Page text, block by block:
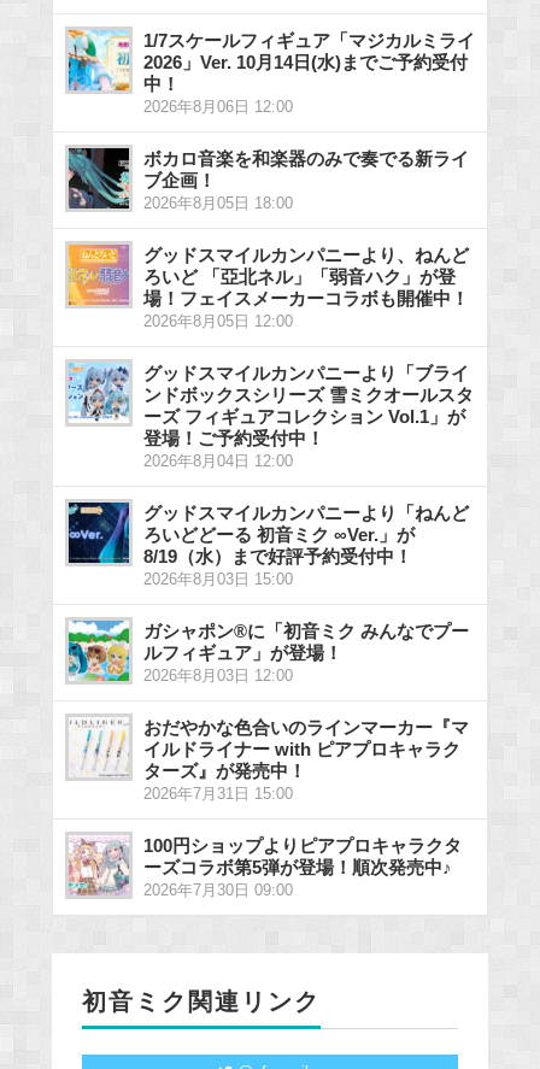
1/7スケールフィギュア「マジカルミライ
2026」Ver. 10月14日(水)までご予約受付
中！
2026年8月06日 12:00
ボカロ音楽を和楽器のみで奏でる新ライ
ブ企画！
2026年8月05日 18:00
グッドスマイルカンパニーより、ねんど
ろいど 「亞北ネル」「弱音ハク」が登
場！フェイスメーカーコラボも開催中！
2026年8月05日 12:00
グッドスマイルカンパニーより「ブライ
ンドボックスシリーズ 雪ミクオールスタ
ーズ フィギュアコレクション Vol.1」が
登場！ご予約受付中！
2026年8月04日 12:00
グッドスマイルカンパニーより「ねんど
ろいどどーる 初音ミク ∞Ver.」が
8/19（水）まで好評予約受付中！
2026年8月03日 15:00
ガシャポン®に「初音ミク みんなでプー
ルフィギュア」が登場！
2026年8月03日 12:00
おだやかな色合いのラインマーカー『マ
イルドライナー with ピアプロキャラク
ターズ』が発売中！
2026年7月31日 15:00
100円ショップよりピアプロキャラクタ
ーズコラボ第5弾が登場！順次発売中♪
2026年7月30日 09:00
初音ミク関連リンク